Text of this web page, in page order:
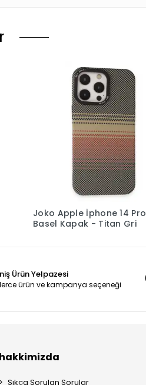
Joko Apple İphone 14 Pro
Basel Kapak - Titan Gri
Ürün Yelpazesi
ürün ve kampanya seçeneği
hakkimizda
Sıkça Sorulan Sorular